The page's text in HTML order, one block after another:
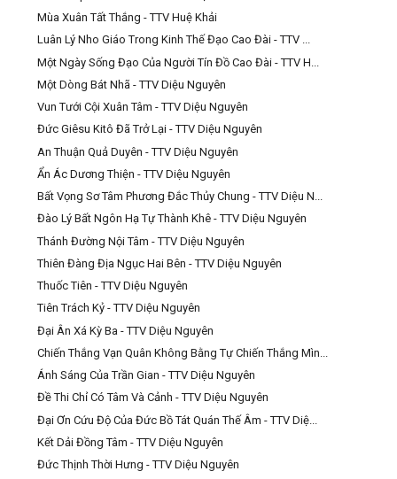
Mùa Xuân Tất Thắng - TTV Huệ Khải
Luân Lý Nho Giáo Trong Kinh Thế Đạo Cao Đài - TTV ...
Một Ngày Sống Đạo Của Người Tín Đồ Cao Đài - TTV H...
Một Dòng Bát Nhã - TTV Diệu Nguyên
Vun Tưới Cội Xuân Tâm - TTV Diệu Nguyên
Đức Giêsu Kitô Đã Trở Lại - TTV Diệu Nguyên
An Thuận Quả Duyên - TTV Diệu Nguyên
Ẩn Ác Dương Thiện - TTV Diệu Nguyên
Bất Vọng Sơ Tâm Phương Đắc Thủy Chung - TTV Diệu N...
Đào Lý Bất Ngôn Hạ Tự Thành Khê - TTV Diệu Nguyên
Thánh Đường Nội Tâm - TTV Diệu Nguyên
Thiên Đàng Địa Ngục Hai Bên - TTV Diệu Nguyên
Thuốc Tiên - TTV Diệu Nguyên
Tiên Trách Kỷ - TTV Diệu Nguyên
Đại Ân Xá Kỳ Ba - TTV Diệu Nguyên
Chiến Thắng Vạn Quân Không Bằng Tự Chiến Thắng Mìn...
Ánh Sáng Của Trần Gian - TTV Diệu Nguyên
Đề Thi Chỉ Có Tâm Và Cảnh - TTV Diệu Nguyên
Đại Ơn Cứu Độ Của Đức Bồ Tát Quán Thế Âm - TTV Diệ...
Kết Dải Đồng Tâm - TTV Diệu Nguyên
Đức Thịnh Thời Hưng - TTV Diệu Nguyên